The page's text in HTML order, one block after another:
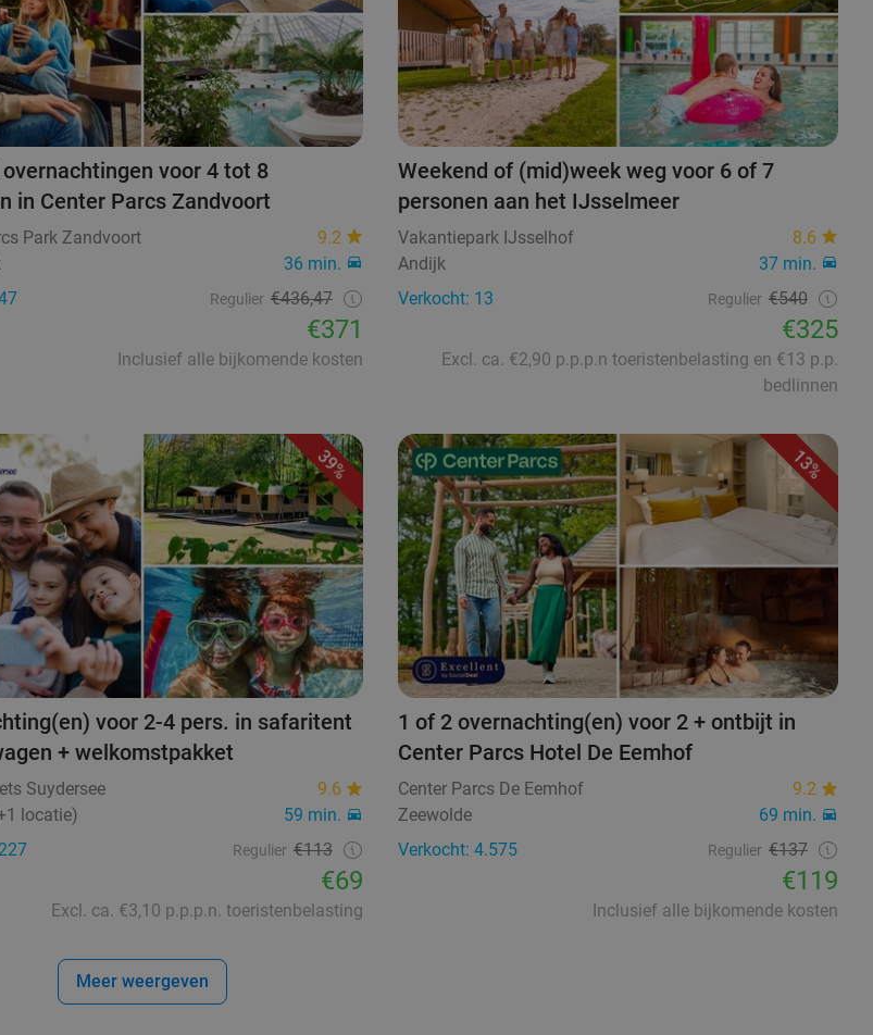
overnachtingen voor 4 tot 8
in Center Parcs Zandvoort
Park Zandvoort
9.2
36 min.
Regulier €436,47
€371
Inclusief alle bijkomende kosten
Weekend of (mid)week weg voor 6 of 7
personen aan het IJsselmeer
Vakantiepark IJsselhof
8.6
Andijk
37 min.
Verkocht: 13
Regulier €540
€325
Excl. ca. €2,90 p.p.p.n toeristenbelasting en €13 p.p.
bedlinnen
39%
voor 2-4 pers. in safaritent
+ welkomstpakket
Suydersee
9.6
locatie)
59 min.
Regulier €113
€69
Excl. ca. €3,10 p.p.p.n. toeristenbelasting
13%
1 of 2 overnachting(en) voor 2 + ontbijt in
Center Parcs Hotel De Eemhof
Center Parcs De Eemhof
9.2
Zeewolde
69 min.
Verkocht: 4.575
Regulier €137
€119
Inclusief alle bijkomende kosten
Meer weergeven